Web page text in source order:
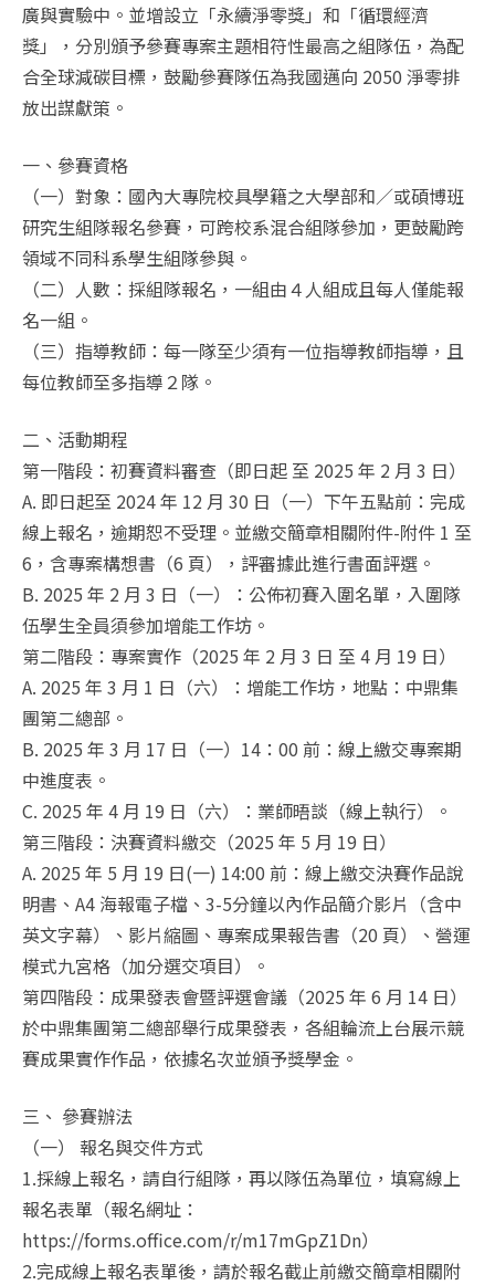
廣與實驗中。並增設立「永續淨零獎」和「循環經濟
獎」，分別頒予參賽專案主題相符性最高之組隊伍，為配
合全球減碳目標，鼓勵參賽隊伍為我國邁向 2050 淨零排
放出謀獻策。
一、參賽資格
（一）對象：國內大專院校具學籍之大學部和／或碩博班
研究生組隊報名參賽，可跨校系混合組隊參加，更鼓勵跨
領域不同科系學生組隊參與。
（二）人數：採組隊報名，一組由４人組成且每人僅能報
名一組。
（三）指導教師：每一隊至少須有一位指導教師指導，且
每位教師至多指導２隊。
二、活動期程
第一階段：初賽資料審查（即日起 至 2025 年 2 月 3 日）
A. 即日起至 2024 年 12 月 30 日（一）下午五點前：完成
線上報名，逾期恕不受理。並繳交簡章相關附件-附件 1 至
6，含專案構想書（6 頁），評審據此進行書面評選。
B. 2025 年 2 月 3 日（一）：公佈初賽入圍名單，入圍隊
伍學生全員須參加增能工作坊。
第二階段：專案實作（2025 年 2 月 3 日 至 4 月 19 日）
A. 2025 年 3 月 1 日（六）：增能工作坊，地點：中鼎集
團第二總部。
B. 2025 年 3 月 17 日（一）14：00 前：線上繳交專案期
中進度表。
C. 2025 年 4 月 19 日（六）：業師晤談（線上執行）。
第三階段：決賽資料繳交（2025 年 5 月 19 日）
A. 2025 年 5 月 19 日(一) 14:00 前：線上繳交決賽作品說
明書、A4 海報電子檔、3-5分鐘以內作品簡介影片（含中
英文字幕）、影片縮圖、專案成果報告書（20 頁）、營運
模式九宮格（加分選交項目）。
第四階段：成果發表會暨評選會議（2025 年 6 月 14 日）
於中鼎集團第二總部舉行成果發表，各組輪流上台展示競
賽成果實作作品，依據名次並頒予獎學金。
三、 參賽辦法
（一） 報名與交件方式
1.採線上報名，請自行組隊，再以隊伍為單位，填寫線上
報名表單（報名網址：
https://forms.office.com/r/m17mGpZ1Dn）
2.完成線上報名表單後，請於報名截止前繳交簡章相關附